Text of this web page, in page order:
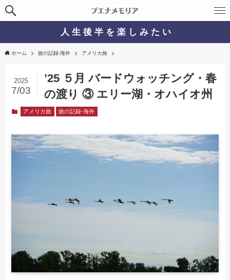
人 生 後 半 を 楽 し み た い
ホーム 旅の記録-海外 アメリカ旅
’25 ５月 バードウォッチング・春
の渡り ③ エリー湖・オハイオ州
2025
7/03
アメリカ旅 旅の記録-海外